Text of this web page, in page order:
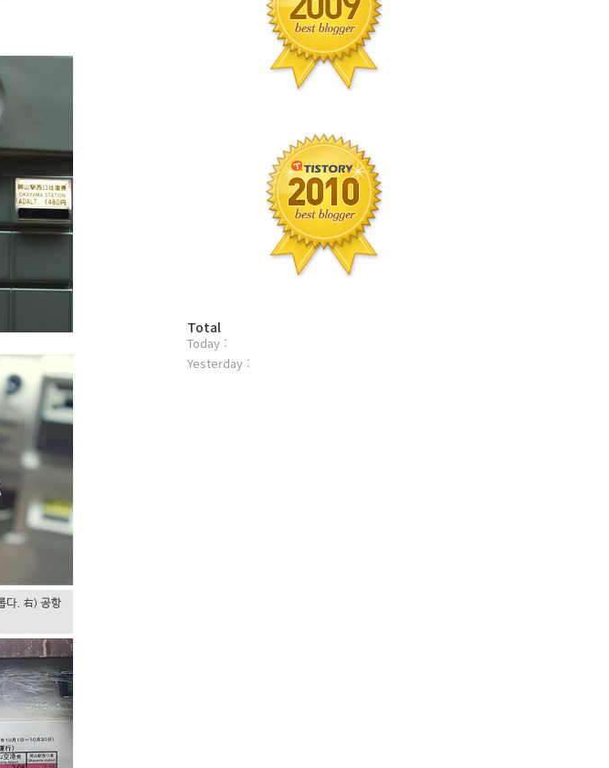
방
문
자
Total
Today :
Yesterday :